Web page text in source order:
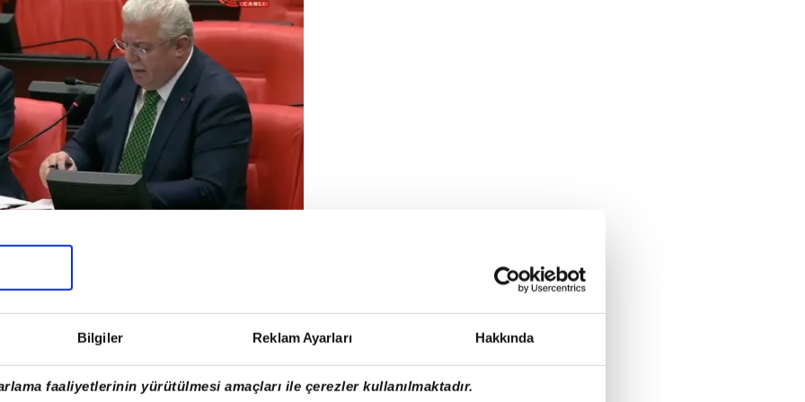
Bilgiler Reklam Ayarları Hakkında
faaliyetlerinin yürütülmesi amaçları ile çerezler kullanılmaktadır.
DEĞİL
bu yana toplumun tüm
bir siyaset anlayışı benimsediğini
hiçbir zaman ayrıştırıcı bir